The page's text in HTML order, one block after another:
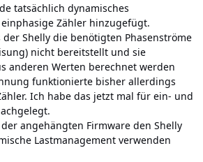
tatsächlich dynamisches
Zähler hinzugefügt.
der Shelly die benötigten Phasenströme
nicht bereitstellt und sie
anderen Werten berechnet werden
funktionierte bisher allerdings
Ich habe das jetzt mal für ein- und
angehängten Firmware den Shelly
Lastmanagement verwenden